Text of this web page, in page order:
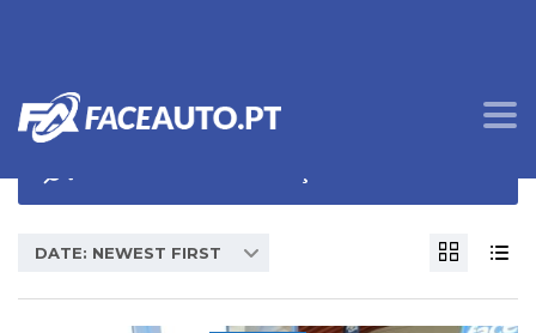
DATE: NEWEST FIRST